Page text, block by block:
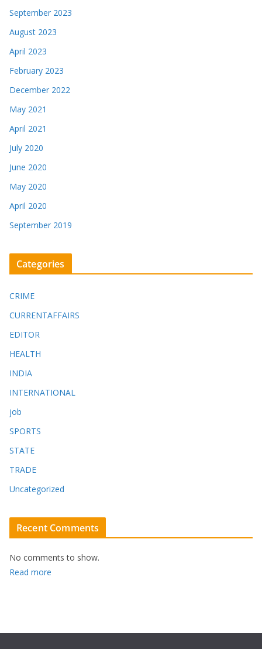
September 2023
August 2023
April 2023
February 2023
December 2022
May 2021
April 2021
July 2020
June 2020
May 2020
April 2020
September 2019
Categories
CRIME
CURRENTAFFAIRS
EDITOR
HEALTH
INDIA
INTERNATIONAL
job
SPORTS
STATE
TRADE
Uncategorized
Recent Comments
No comments to show.
Read more